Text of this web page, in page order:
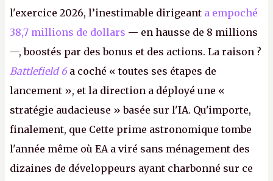
l'exercice 2026, l’inestimable dirigeant a empoché
38,7 millions de dollars — en hausse de 8 millions
—, boostés par des bonus et des actions. La raison ?
Battlefield 6 a coché « toutes ses étapes de
lancement », et la direction a déployé une «
stratégie audacieuse » basée sur l'IA. Qu'importe,
finalement, que Cette prime astronomique tombe
l'année même où EA a viré sans ménagement des
dizaines de développeurs ayant charbonné sur ce